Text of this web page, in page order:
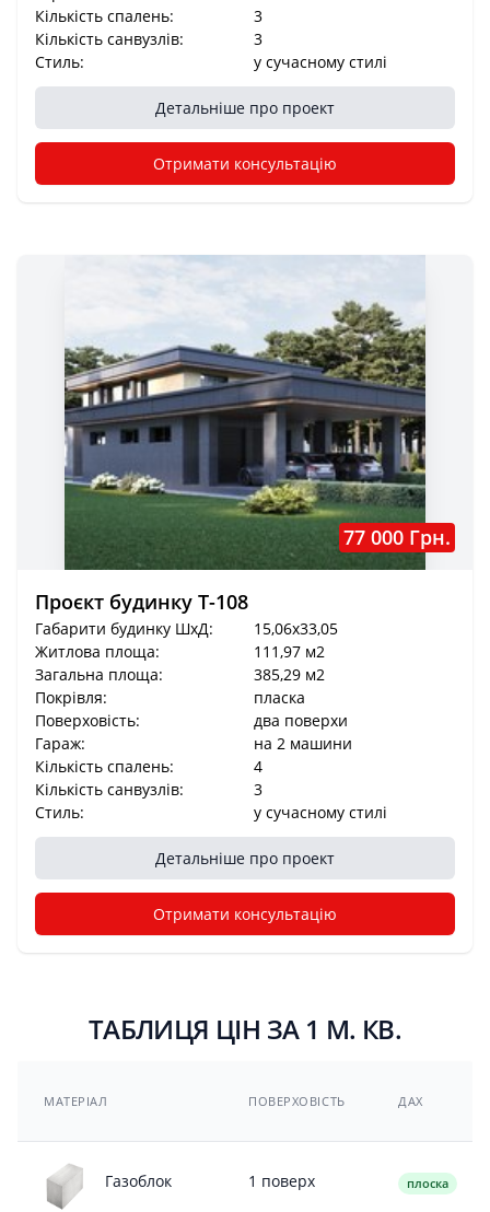
Кількість спалень:
3
Кількість санвузлів:
3
Стиль:
у сучасному стилі
Детальніше про проект
Отримати консультацію
77 000 Грн.
Проєкт будинку Т-108
Габарити будинку ШхД:
15,06x33,05
Житлова площа:
111,97 м2
Загальна площа:
385,29 м2
Покрівля:
пласка
Поверховість:
два поверхи
Гараж:
на 2 машини
Кількість спалень:
4
Кількість санвузлів:
3
Стиль:
у сучасному стилі
Детальніше про проект
Отримати консультацію
ТАБЛИЦЯ ЦІН ЗА 1 М. КВ.
МАТЕРІАЛ ПОВЕРХОВІСТЬ ДАХ
Газоблок 1 поверх плоска